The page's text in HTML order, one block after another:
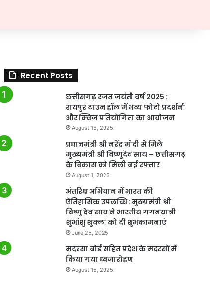
Recent Posts
छत्तीसगढ़ रजत जयंती वर्ष 2025 :
रायपुर टाउन हॉल में भव्य फोटो प्रदर्शनी
और क्विज प्रतियोगिता का आयोजन
August 16, 2025
प्रधानमंत्री श्री नरेंद्र मोदी से मिले
मुख्यमंत्री श्री विष्णुदेव साय – छत्तीसगढ़
के विकास को मिली नई रफ्तार
August 1, 2025
अंतरिक्ष अभियान में भारत की
ऐतिहासिक उपलब्धि : मुख्यमंत्री श्री
विष्णु देव साय ने भारतीय गगनयात्री
शुभांशु शुक्ला को दी शुभकामनाएं
June 25, 2025
मदरसा बोर्ड सहित प्रदेश के मदरसों में
किया गया ध्वजारोहण
August 15, 2025